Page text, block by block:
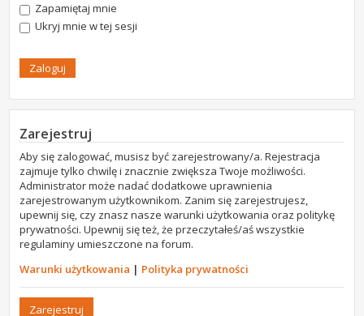
Zapamiętaj mnie
Ukryj mnie w tej sesji
Zarejestruj
Aby się zalogować, musisz być zarejestrowany/a. Rejestracja
zajmuje tylko chwilę i znacznie zwiększa Twoje możliwości.
Administrator może nadać dodatkowe uprawnienia
zarejestrowanym użytkownikom. Zanim się zarejestrujesz,
upewnij się, czy znasz nasze warunki użytkowania oraz politykę
prywatności. Upewnij się też, że przeczytałeś/aś wszystkie
regulaminy umieszczone na forum.
Warunki użytkowania | Polityka prywatności
Zarejestruj